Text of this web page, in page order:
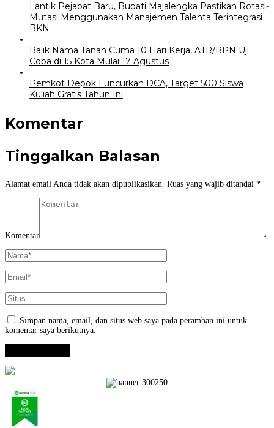
Lantik Pejabat Baru, Bupati Majalengka Pastikan Rotasi-
Mutasi Menggunakan Manajemen Talenta Terintegrasi
BKN
Balik Nama Tanah Cuma 10 Hari Kerja, ATR/BPN Uji
Coba di 15 Kota Mulai 17 Agustus
Pemkot Depok Luncurkan DCA, Target 500 Siswa
Kuliah Gratis Tahun Ini
Komentar
Tinggalkan Balasan
Alamat email Anda tidak akan dipublikasikan. Ruas yang wajib ditandai *
Komentar
Simpan nama, email, dan situs web saya pada peramban ini untuk
komentar saya berikutnya.